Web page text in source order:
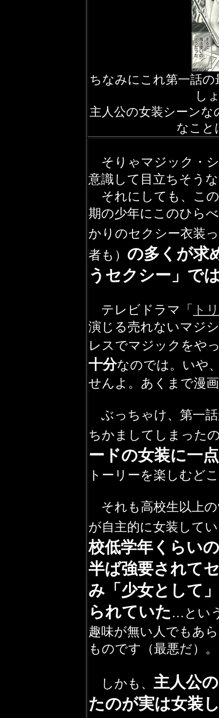
ちなみにこれ第一話
し
主人公の女装シーン
なこと
そりゃマジック・
意識して目立ちそう
それにしても、こ
期の少年にこのひら
かりのセクシー衣装
者も） の多くが求
うセクシー」で
テレビドラマ「
ト
演じる売れないマジ
レスでマジックをや
十分なのでは。いや
せんよ。あくまで漫
ぶっちゃけ、第一
ちかましてしまった
ードの女装に一
トーリーを楽しむど
それも高校生以上の
が自主的に女装して
校低学年くらい
半ば強要されて
み「少女として
られていた …とい
趣味が無い人でもあ
ものです（最悪だ）。
しかも、 主人公
たのが実は女装